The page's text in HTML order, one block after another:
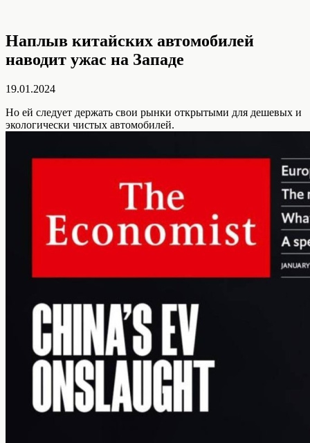
Наплыв китайских автомобилей
наводит ужас на Западе
19.01.2024
Но ей следует держать свои рынки открытыми для дешевых и
экологически чистых автомобилей.